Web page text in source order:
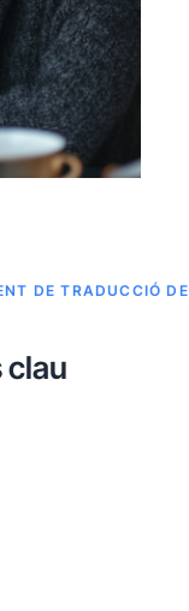
DE TRADUCCIÓ DE
clau